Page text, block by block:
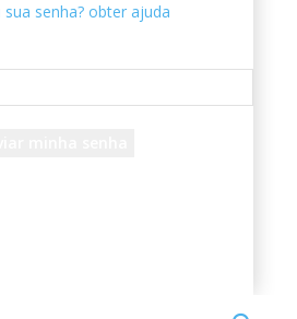
sua senha? obter ajuda